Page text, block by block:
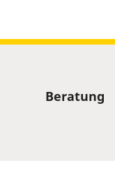
Beratung